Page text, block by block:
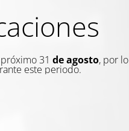
31 de agosto, por lo
este periodo.